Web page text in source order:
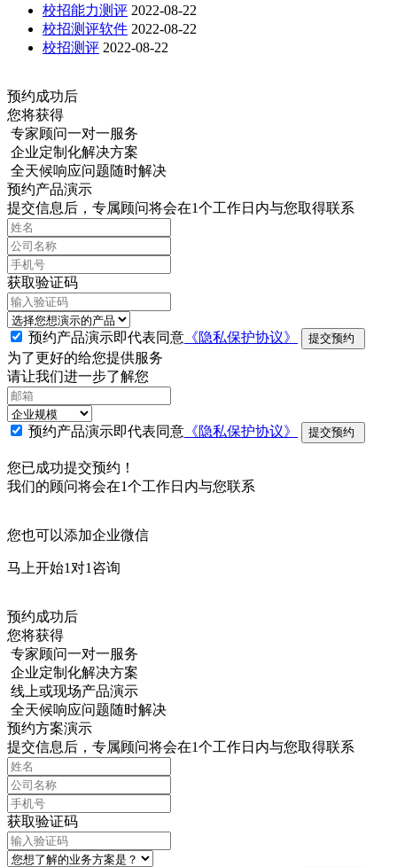
校招能力测评 2022-08-22
校招测评软件 2022-08-22
校招测评 2022-08-22
预约成功后
您将获得
专家顾问一对一服务
企业定制化解决方案
全天候响应问题随时解决
预约产品演示
提交信息后，专属顾问将会在1个工作日内与您取得联系
获取验证码
预约产品演示即代表同意 《隐私保护协议》 提交预约
为了更好的给您提供服务
请让我们进一步了解您
预约产品演示即代表同意 《隐私保护协议》 提交预约
您已成功提交预约！
我们的顾问将会在1个工作日内与您联系
您也可以添加企业微信
马上开始1对1咨询
预约成功后
您将获得
专家顾问一对一服务
企业定制化解决方案
线上或现场产品演示
全天候响应问题随时解决
预约方案演示
提交信息后，专属顾问将会在1个工作日内与您取得联系
获取验证码